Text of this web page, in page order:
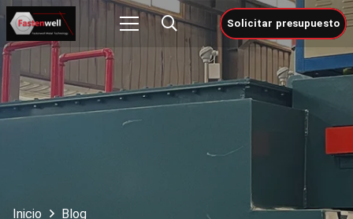
Solicitar presupuesto
Inicio Blog